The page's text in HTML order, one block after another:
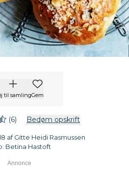
til samlingGem
(6) Bedøm opskrift
af Gitte Heidi Rasmussen
Betina Hastoft